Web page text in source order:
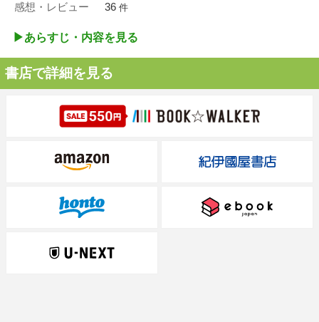
感想・レビュー 36 件
▶︎あらすじ・内容を見る
書店で詳細を見る